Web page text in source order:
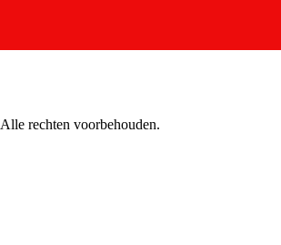
Alle rechten voorbehouden.